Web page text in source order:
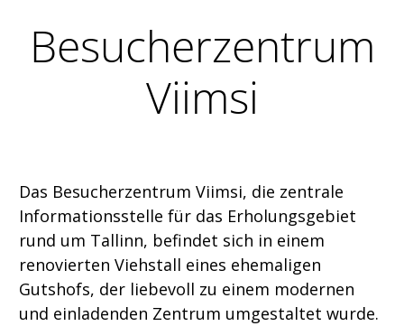
Besucherzentrum
Viimsi
Das Besucherzentrum Viimsi, die zentrale
Informationsstelle für das Erholungsgebiet
rund um Tallinn, befindet sich in einem
renovierten Viehstall eines ehemaligen
Gutshofs, der liebevoll zu einem modernen
und einladenden Zentrum umgestaltet wurde.